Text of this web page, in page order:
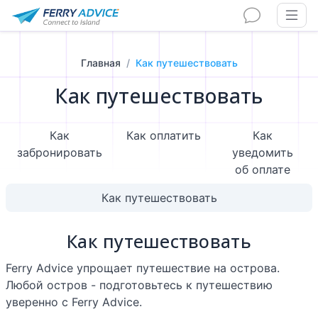
Главная Как путешествовать
Как путешествовать
Как
забронировать
Как оплатить
Как
уведомить
об оплате
Как путешествовать
Как путешествовать
Ferry Advice упрощает путешествие на острова.
Любой остров - подготовьтесь к путешествию
уверенно с Ferry Advice.